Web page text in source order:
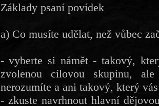
Základy psaní povídek
a) Co musíte udělat, než vůbec
- vyberte si námět - takový,
zvolenou cílovou skupinu,
nerozumíte a ani takový, který
- zkuste navrhnout hlavní